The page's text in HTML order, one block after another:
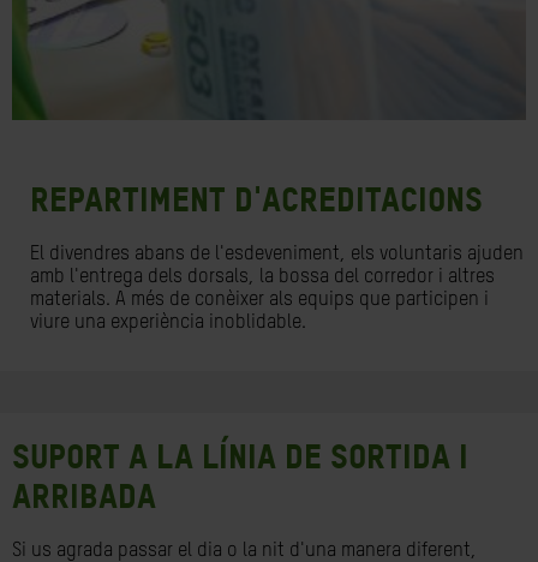
REPARTIMENT D'ACREDITACIONS
El divendres abans de l'esdeveniment, els voluntaris ajuden
amb l'entrega dels dorsals, la bossa del corredor i altres
materials. A més de conèixer als equips que participen i
viure una experiència inoblidable.
SUPORT A LA LÍNIA DE SORTIDA I
ARRIBADA
Si us agrada passar el dia o la nit d'una manera diferent,